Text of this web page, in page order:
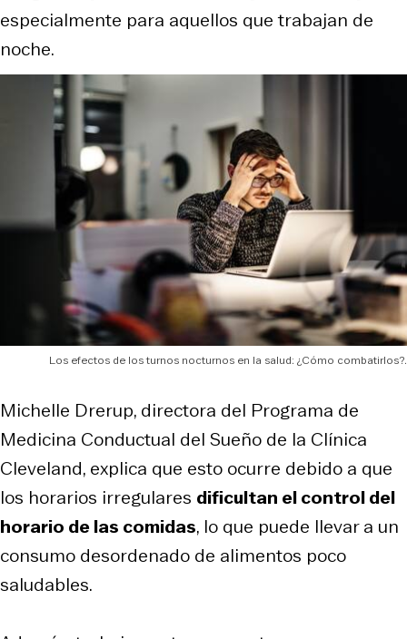
especialmente para aquellos que trabajan de
noche.
Los efectos de los turnos nocturnos en la salud: ¿Cómo combatirlos?.
Michelle Drerup, directora del Programa de
Medicina Conductual del Sueño de la Clínica
Cleveland, explica que esto ocurre debido a que
los horarios irregulares dificultan el control del
horario de las comidas, lo que puede llevar a un
consumo desordenado de alimentos poco
saludables.